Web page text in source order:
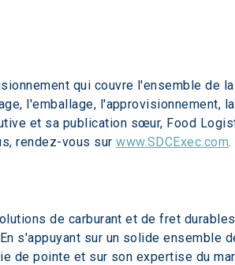
qui couvre l'ensemble de
l'emballage, l'approvisionnement,
et sa publication sœur, Food
rendez-vous sur www.SDCExec.com.
de carburant et de fret
s'appuyant sur un solide ensemble
de pointe et sur son expertise du